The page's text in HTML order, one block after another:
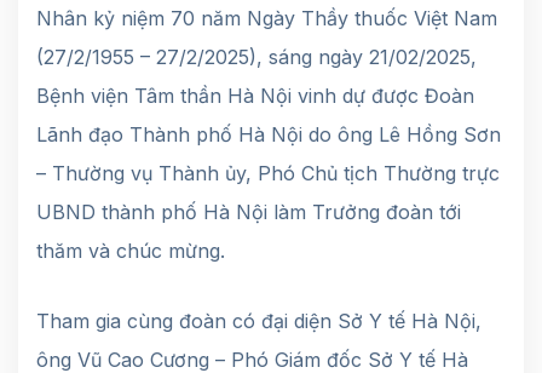
Nhân kỷ niệm 70 năm Ngày Thầy thuốc Việt Nam
(27/2/1955 – 27/2/2025), sáng ngày 21/02/2025,
Bệnh viện Tâm thần Hà Nội vinh dự được Đoàn
Lãnh đạo Thành phố Hà Nội do ông Lê Hồng Sơn
– Thường vụ Thành ủy, Phó Chủ tịch Thường trực
UBND thành phố Hà Nội làm Trưởng đoàn tới
thăm và chúc mừng.
Tham gia cùng đoàn có đại diện Sở Y tế Hà Nội,
ông Vũ Cao Cương – Phó Giám đốc Sở Y tế Hà